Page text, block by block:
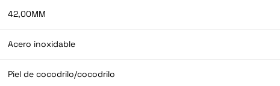
42,00MM
Acero inoxidable
Piel de cocodrilo/cocodrilo